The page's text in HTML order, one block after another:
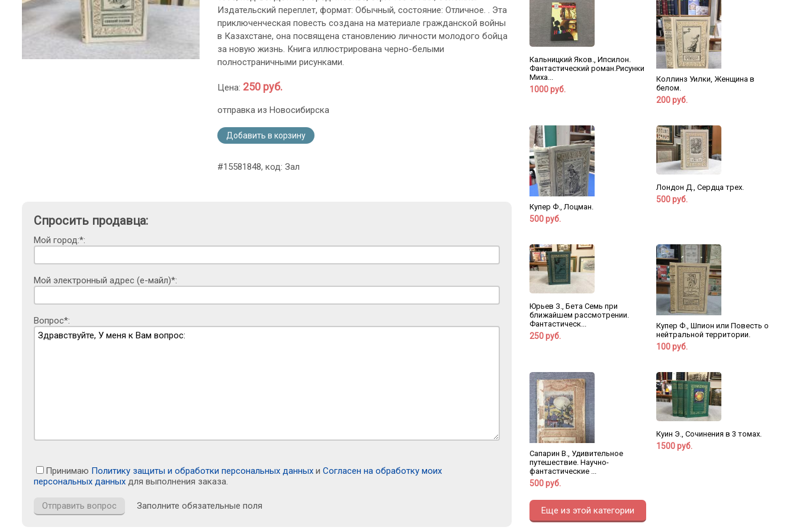
Издательский переплет, формат: Обычный, состояние: Отличное. . Эта
приключенческая повесть создана на материале гражданской войны
в Казахстане, она посвящена становлению личности молодого бойца
за новую жизнь. Книга иллюстрирована черно-белыми
полностраничными рисунками.
Цена: 250 руб.
отправка из Новосибирска
Добавить в корзину
#15581848, код: Зал
Спросить продавца:
Мой город:*:
Мой электронный адрес (е-майл)*:
Вопрос*:
Принимаю Политику защиты и обработки персональных данных и Согласен на обработку моих
персональных данных для выполнения заказа.
Заполните обязательные поля
Кальницкий Яков., Ипсилон.
Фантастический роман.Рисунки
Миха...
1000 руб.
Коллинз Уилки, Женщина в
белом.
200 руб.
Купер Ф., Лоцман.
500 руб.
Лондон Д., Сердца трех.
500 руб.
Юрьев З., Бета Семь при
ближайшем рассмотрении.
Фантастическ...
250 руб.
Купер Ф., Шпион или Повесть о
нейтральной территории.
100 руб.
Сапарин В., Удивительное
путешествие. Научно-
фантастические ...
500 руб.
Куин Э., Сочинения в 3 томах.
1500 руб.
Еще из этой категории